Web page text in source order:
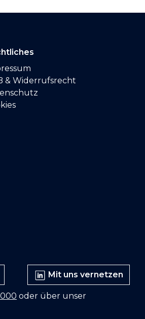
& Widerrufsrecht
Mit uns vernetzen
000 oder über unser